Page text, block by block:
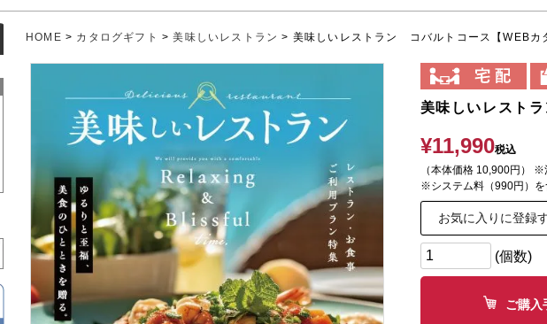
HOME カタログギフト 美味しいレストラン 美味しいレストラン コバルトコース【WEBカ
美味しいレスト
¥11,990税込
（本体価格 10,900円） ※
※システム料（990円）を
お気に入りに登録
ご購入